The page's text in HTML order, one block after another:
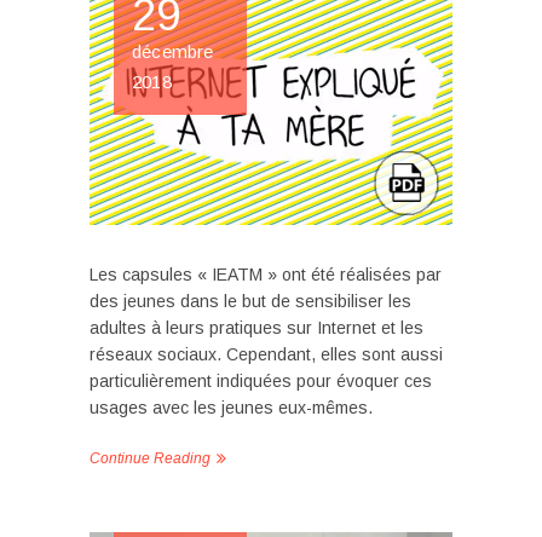
29
décembre
2018
Les capsules « IEATM » ont été réalisées par
des jeunes dans le but de sensibiliser les
adultes à leurs pratiques sur Internet et les
réseaux sociaux. Cependant, elles sont aussi
particulièrement indiquées pour évoquer ces
usages avec les jeunes eux-mêmes.
Continue Reading